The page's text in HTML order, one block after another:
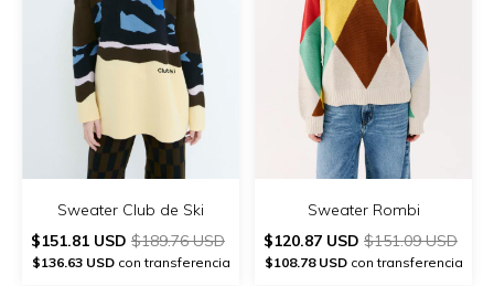
Sweater Club de Ski
$151.81 USD $189.76 USD
$136.63 USDcon transferencia
Sweater Rombi
$120.87 USD $151.09 USD
$108.78 USDcon transferencia